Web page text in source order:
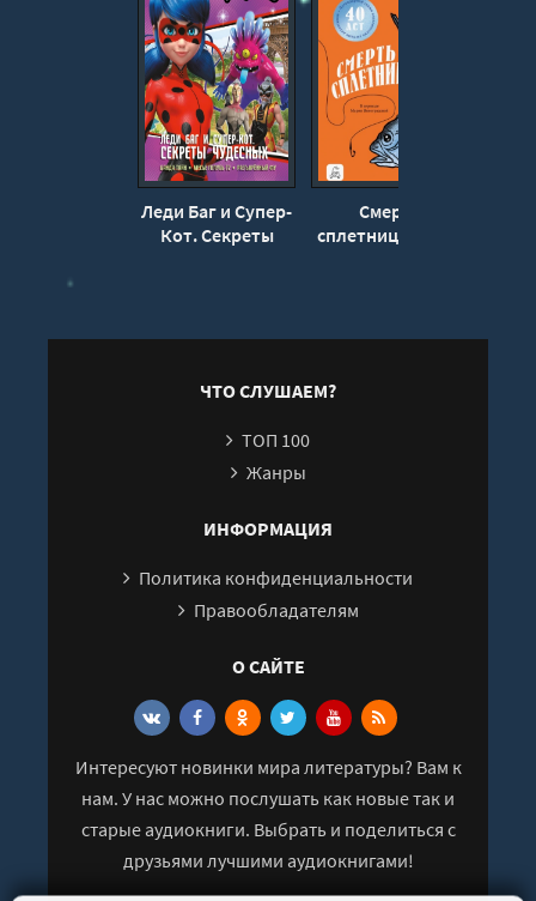
Леди Баг и Супер-
Кот. Секреты
Смерть
сплетницы - М. С.
ЧТО СЛУШАЕМ?
ТОП 100
Жанры
ИНФОРМАЦИЯ
Политика конфиденциальности
Правообладателям
О САЙТЕ
Интересуют новинки мира литературы? Вам к
нам. У нас можно послушать как новые так и
старые аудиокниги. Выбрать и поделиться с
друзьями лучшими аудиокнигами!